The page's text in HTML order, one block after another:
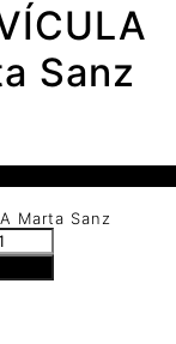
Sanz
Marta Sanz